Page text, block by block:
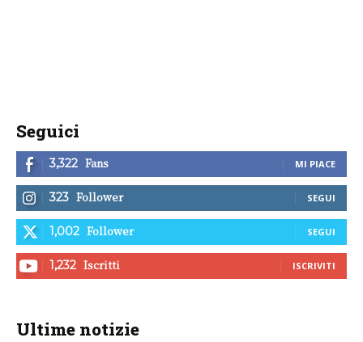
Seguici
3,322 Fans MI PIACE
323 Follower SEGUI
1,002 Follower SEGUI
1,232 Iscritti ISCRIVITI
Ultime notizie